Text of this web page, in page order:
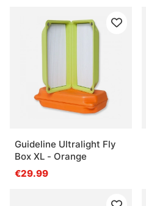
Guideline Ultralight Fly
Box XL - Orange
€29.99